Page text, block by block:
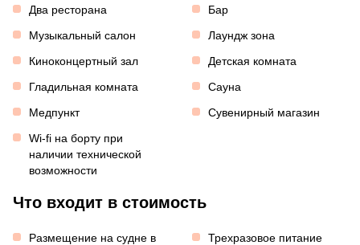
Два ресторана
Бар
Музыкальный салон
Лаундж зона
Киноконцертный зал
Детская комната
Гладильная комната
Сауна
Медпункт
Сувенирный магазин
Wi-fi на борту при
наличии технической
возможности
Что входит в стоимость
Размещение на судне в
Трехразовое питание